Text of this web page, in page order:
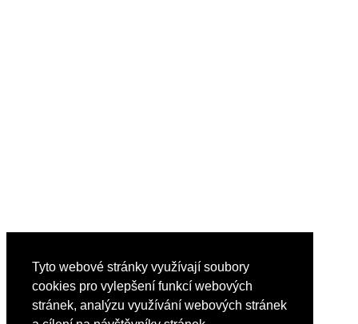
Tyto webové stránky využívají soubory
cookies pro vylepšení funkcí webových
stránek, analýzu využívání webových stránek